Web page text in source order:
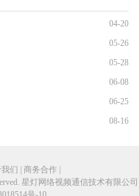
04-20
05-26
05-28
06-08
06-25
08-16
们 | 商务合作 |
星灯网络视频通信技术有限公司